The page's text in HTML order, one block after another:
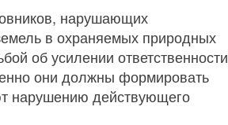
нарушающих
в охраняемых природных
об усилении ответственности
они должны формировать
нарушению действующего